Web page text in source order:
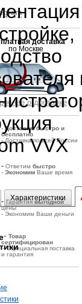
доставка
по Москве
о доставке
-Доставим быстро и
бесплатно
- Доставка по всей России
- Ответим быстро
- Экономим Ваше время
- Гарантиявыгодной
цены
- Экономим Ваши деньги
- Товар
сертифицирован
- Официальная поставка
и гарантия
VVX
Характеристики